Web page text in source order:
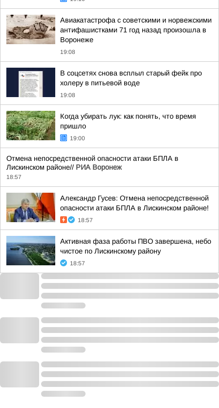
Авиакатастрофа с советскими и норвежскими
антифашистками 71 год назад произошла в
Воронеже
19:08
В соцсетях снова всплыл старый фейк про
холеру в питьевой воде
19:08
Когда убирать лук: как понять, что время
пришло
19:00
Отмена непосредственной опасности атаки БПЛА в
Лискинском районе// РИА Воронеж
18:57
Александр Гусев: Отмена непосредственной
опасности атаки БПЛА в Лискинском районе!
18:57
Активная фаза работы ПВО завершена, небо
чистое по Лискинскому району
18:57